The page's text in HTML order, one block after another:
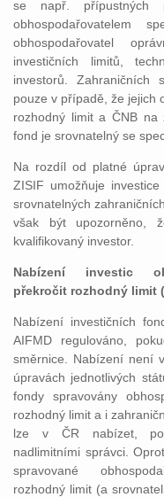
se např. přípustných
obhospodařovatelem
obhospodařovatel
investičních limitů,
investorů. Zahraničních
pouze v případě, že jejich
rozhodný limit a ČNB
fond je srovnatelný se
Na rozdíl od platné
ZISIF umožňuje
srovnatelných
však být upozorněno,
kvalifikovaný investor.
Nabízení investic
překročit rozhodný limit
Nabízení investičních
AIFMD regulováno,
směrnice. Nabízení není
úpravách jednotlivých
fondy spravovány
rozhodný limit a i
lze v ČR nabízet,
nadlimitními správci.
spravované
rozhodný limit (a